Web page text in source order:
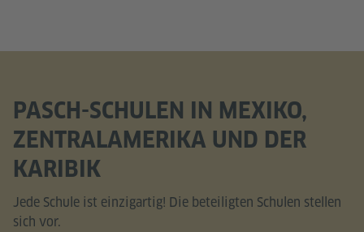
PASCH-SCHULEN IN MEXIKO,
ZENTRALAMERIKA UND DER
KARIBIK
Jede Schule ist einzigartig! Die beteiligten Schulen stellen
sich vor.